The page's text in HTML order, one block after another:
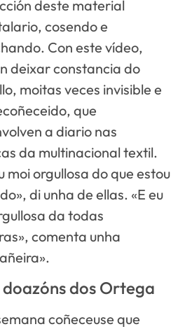
deste material
cosendo e
Con este vídeo,
deixar constancia do
moitas veces invisible e
que
a diario nas
da multinacional textil.
moi orgullosa do que estou
di unha de ellas. «E eu
da todas
comenta unha
doazóns dos Ortega
coñeceuse que